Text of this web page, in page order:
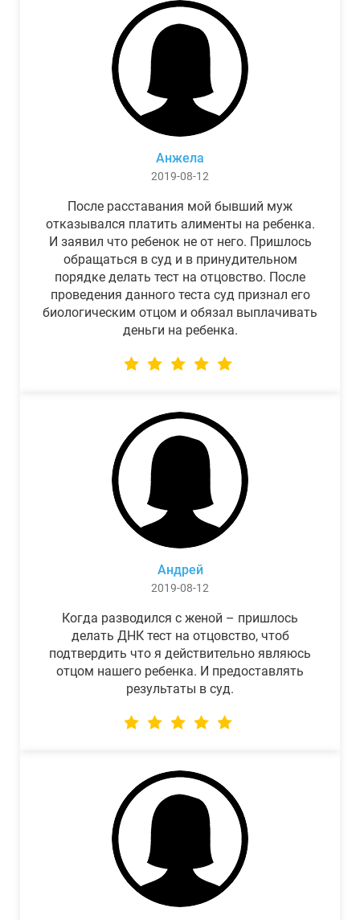
Анжела
2019-08-12
После расставания мой бывший муж
отказывался платить алименты на ребенка.
И заявил что ребенок не от него. Пришлось
обращаться в суд и в принудительном
порядке делать тест на отцовство. После
проведения данного теста суд признал его
биологическим отцом и обязал выплачивать
деньги на ребенка.
Андрей
2019-08-12
Когда разводился с женой – пришлось
делать ДНК тест на отцовство, чтоб
подтвердить что я действительно являюсь
отцом нашего ребенка. И предоставлять
результаты в суд.